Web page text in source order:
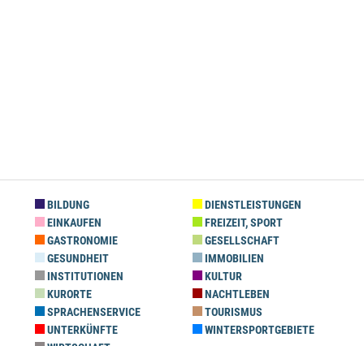
BILDUNG
DIENSTLEISTUNGEN
EINKAUFEN
FREIZEIT, SPORT
GASTRONOMIE
GESELLSCHAFT
GESUNDHEIT
IMMOBILIEN
INSTITUTIONEN
KULTUR
KURORTE
NACHTLEBEN
SPRACHENSERVICE
TOURISMUS
UNTERKÜNFTE
WINTERSPORTGEBIETE